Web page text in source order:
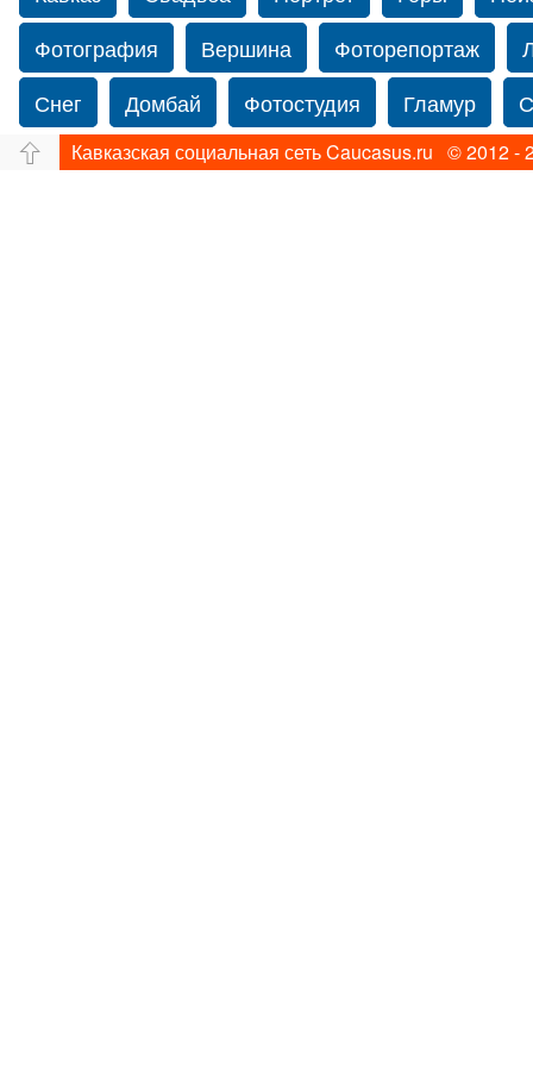
Фотография
Вершина Фоторепортаж
Снег
Домбай Фотостудия Гламур
Путешествие
Перевал Ущелье
Кавказская социальная сеть Caucasus.ru © 2012 -